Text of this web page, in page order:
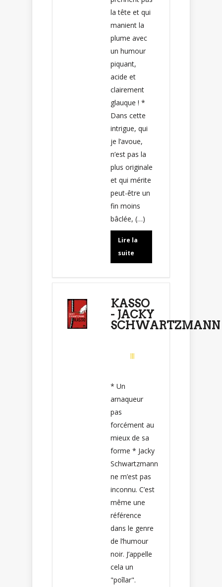
la tête et qui
manient la
plume avec
un humour
piquant,
acide et
clairement
glauque ! *
Dans cette
intrigue, qui
je l’avoue,
n’est pas la
plus originale
et qui mérite
peut-être un
fin moins
bâclée, (…)
Lire la
suite
KASSO
- JACKY
SCHWARTZMANN
* Un
arnaqueur
pas
forcément au
mieux de sa
forme * Jacky
Schwartzmann
ne m’est pas
inconnu. C’est
même une
référence
dans le genre
de l’humour
noir. J’appelle
cela un
"poîlar".